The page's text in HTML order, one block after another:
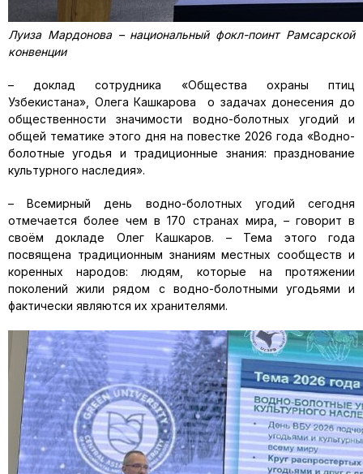
Луиза Мардонова – национальный фокл-поинт Рамсарской
конвенции
– доклад сотрудника «Общества охраны птиц
Узбекистана», Олега Кашкарова о задачах донесения до
общественности значимости водно-болотных угодий и
общей тематике этого дня на повестке 2026 года «Водно-
болотные угодья и традиционные знания: празднование
культурного наследия».
– Всемирный день водно-болотных угодий сегодня
отмечается более чем в 170 странах мира, – говорит в
своём докладе Олег Кашкаров. – Тема этого года
посвящена традиционным знаниям местных сообществ и
коренных народов: людям, которые на протяжении
поколений жили рядом с водно-болотными угодьями и
фактически являются их хранителями.